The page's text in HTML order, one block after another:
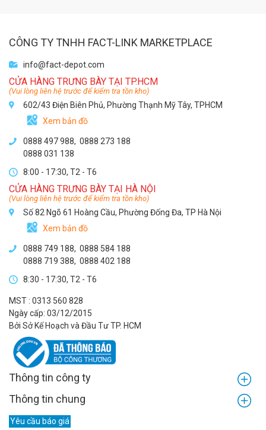
CÔNG TY TNHH FACT-LINK MARKETPLACE
info@fact-depot.com
CỬA HÀNG TRƯNG BÀY TẠI TP.HCM
(Vui lòng liên hệ trước để kiểm tra tồn kho)
602/43 Điện Biên Phủ, Phường Thạnh Mỹ Tây, TPHCM
Xem bản đồ
0888 497 988, 0888 273 188
0888 031 138
8:00 - 17:30, T2 - T6
CỬA HÀNG TRƯNG BÀY TẠI HÀ NỘI
(Vui lòng liên hệ trước để kiểm tra tồn kho)
Số 82 Ngõ 61 Hoàng Cầu, Phường Đống Đa, TP Hà Nội
Xem bản đồ
0888 749 188, 0888 584 188
0888 719 388, 0888 402 188
8:30 - 17:30, T2 - T6
MST : 0313 560 828
Ngày cấp: 03/12/2015
Bởi Sở Kế Hoạch và Đầu Tư TP. HCM
Thông tin công ty
Thông tin chung
Yêu cầu báo giá